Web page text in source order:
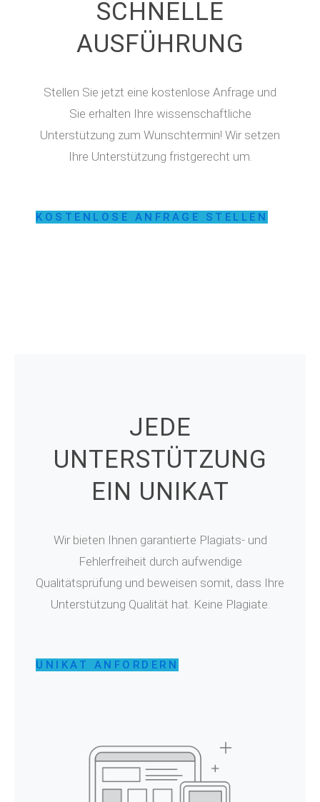
SCHNELLE
AUSFÜHRUNG
Stellen Sie jetzt eine kostenlose Anfrage und
Sie erhalten Ihre wissenschaftliche
Unterstützung zum Wunschtermin! Wir setzen
Ihre Unterstützung fristgerecht um.
KOSTENLOSE ANFRAGE STELLEN
JEDE
UNTERSTÜTZUNG
EIN UNIKAT
Wir bieten Ihnen garantierte Plagiats- und
Fehlerfreiheit durch aufwendige
Qualitätsprüfung und beweisen somit, dass Ihre
Unterstützung Qualität hat. Keine Plagiate.
UNIKAT ANFORDERN